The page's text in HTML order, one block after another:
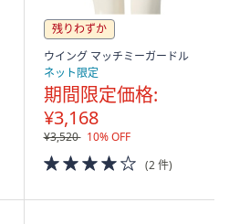
残りわずか
ウイング マッチミーガードル
ネット限定
期間限定価格:
¥3,168
¥3,520 10% OFF
4.0
of
(2 件)